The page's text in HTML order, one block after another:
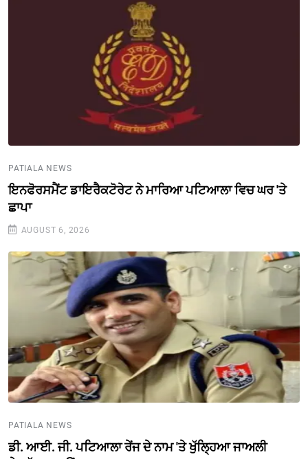
PATIALA NEWS
ਇਨਫੋਰਸਮੈਂਟ ਡਾਇਰੈਕਟੋਰੇਟ ਨੇ ਮਾਰਿਆ ਪਟਿਆਲਾ ਵਿਚ ਘਰ 'ਤੇ
ਛਾਪਾ
AUGUST 6, 2026
PATIALA NEWS
ਡੀ. ਆਈ. ਜੀ. ਪਟਿਆਲਾ ਰੇਂਜ ਦੇ ਨਾਮ 'ਤੇ ਖੁੱਲ੍ਹਿਆ ਜਾਅਲੀ